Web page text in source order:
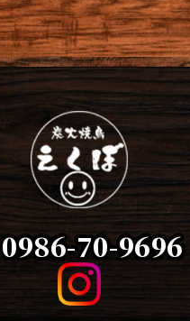
0986-70-9696